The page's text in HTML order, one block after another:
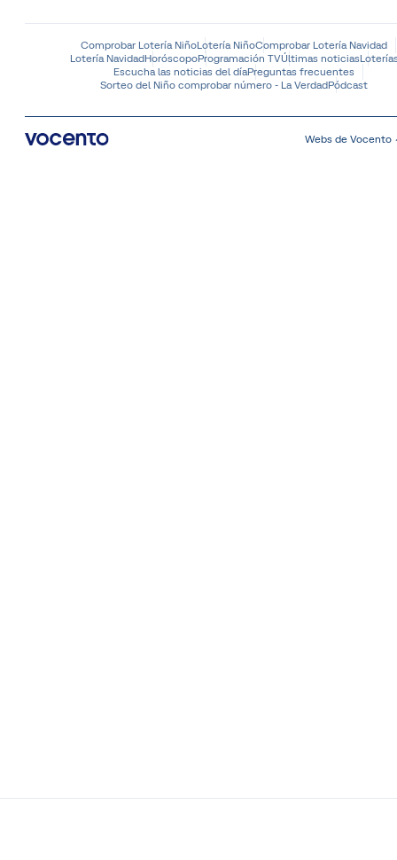
Comprobar Lotería NiñoLotería NiñoComprobar Lotería Navidad
Lotería NavidadHoróscopoProgramación TVÚltimas noticias
Escucha las noticias del díaPreguntas frecuentes
Sorteo del Niño comprobar número - La VerdadPódcast
Webs de Vocento